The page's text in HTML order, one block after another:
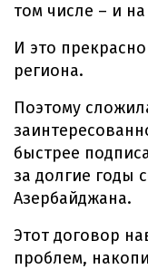
том числе – и
И это
региона.
Поэтому
быстрее
за долгие годы
Азербайджана.
Этот договор
проблем,